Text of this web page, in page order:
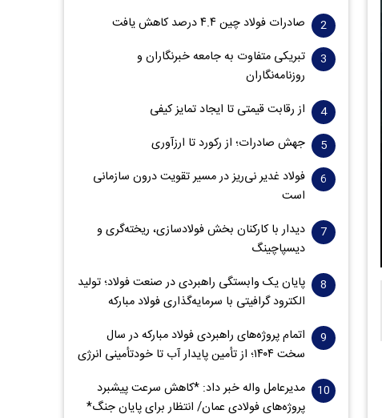
صادرات فولاد چین ۴.۴ درصد کاهش یافت
تبریکی متفاوت به جامعه خبرنگاران و
روزنامه‌نگاران
از رقابت قیمتی تا ایجاد تمایز کیفی
جهش صادرات؛ از رکورد تا ارزآوری
فولاد غدیر نی‌ریز در مسیر تقویت درون سازمانی
است
دیدار با کارکنان بخش فولادسازی، ریخته‌گری و
دیسپاچینگ
پایان یک وابستگی راهبردی در صنعت فولاد؛ تولید
الکترود گرافیتی با سرمایه‌گذاری فولاد مبارکه
اتمام پروژه‌های راهبردی فولاد مبارکه در سال
سخت ۱۴۰۴؛ از تأمین پایدار آب تا خودتأمینی انرژی
مدیرعامل واله خبر داد: *کاهش سرعت پیشبرد
پروژه‌های فولادی عمان/ انتظار برای پایان جنگ*